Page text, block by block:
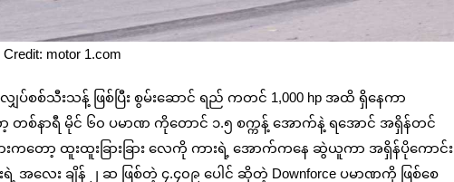
Credit: motor 1.com
ပ်စစ်သီးသန့် ဖြစ်ပြီး စွမ်းဆောင် ရည် ကတင် 1,000 hp အထိ ရှိနေကာ
တစ်နာရီ မိုင် ၆၀ ပမာဏ ကိုတောင် ၁.၅ စက္ကန့် အောက်နဲ့ ရအောင် အရှိန်တင်
ကားကတော့ ထူးထူးခြားခြား လေကို ကားရဲ့ အောက်ကနေ ဆွဲယူကာ အရှိန်ပိုကောင်း
အလေး ချိန် ၂ ဆ ဖြစ်တဲ့ ၄.၄၀၉ ပေါင် ဆိုတဲ့ Downforce ပမာဏကို ဖြစ်စေ